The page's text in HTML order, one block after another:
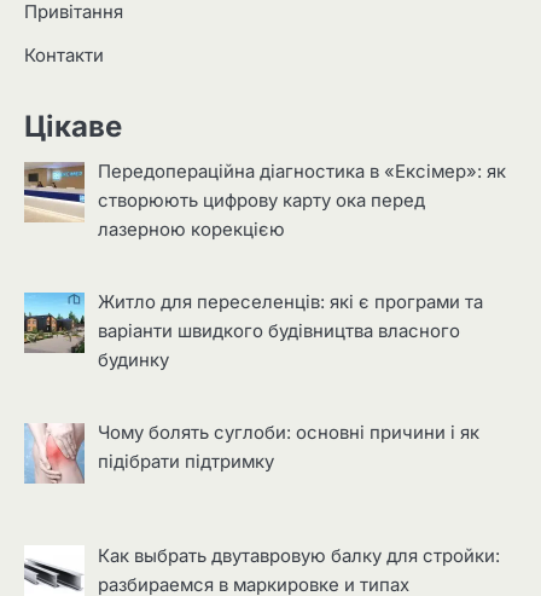
Привітання
Контакти
Цікаве
Передопераційна діагностика в «Ексімер»: як
створюють цифрову карту ока перед
лазерною корекцією
Житло для переселенців: які є програми та
варіанти швидкого будівництва власного
будинку
Чому болять суглоби: основні причини і як
підібрати підтримку
Как выбрать двутавровую балку для стройки:
разбираемся в маркировке и типах